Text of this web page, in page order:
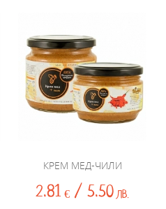
КРЕМ МЕД-ЧИЛИ
2.81 € / 5.50 ЛВ.